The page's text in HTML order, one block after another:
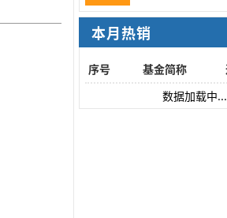
本月热销
序号 基金简称
数据加载中...